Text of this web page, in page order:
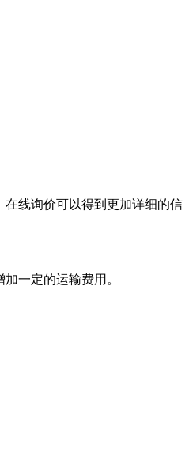
线询价可以得到更加详细的信
一定的运输费用。